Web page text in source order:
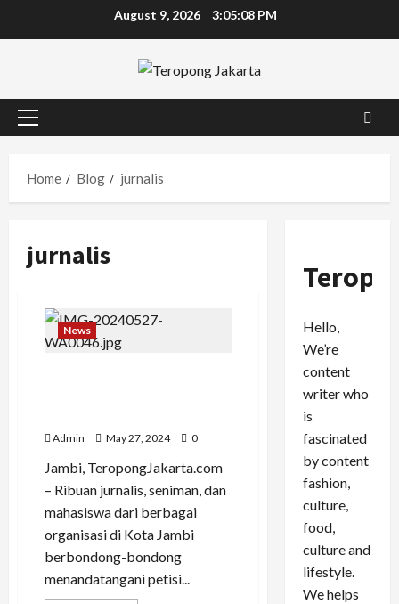
August 9, 2026 3:05:08 PM
Primary
Home
Blog jurnalis
jurnalis
News
Admin May 27, 2024 0
Jambi, TeropongJakarta.com
– Ribuan jurnalis, seniman, dan
mahasiswa dari berbagai
organisasi di Kota Jambi
berbondong-bondong
menandatangani petisi...
Hello,
We’re
content
writer who
is
fascinated
by content
fashion,
culture,
food,
culture and
lifestyle.
We helps